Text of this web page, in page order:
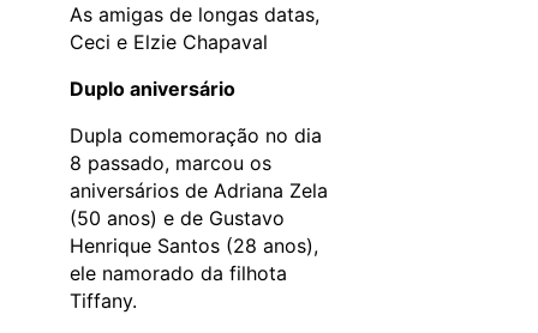
As amigas de longas datas,
Ceci e Elzie Chapaval
Duplo aniversário
Dupla comemoração no dia
8 passado, marcou os
aniversários de Adriana Zela
(50 anos) e de Gustavo
Henrique Santos (28 anos),
ele namorado da filhota
Tiffany.